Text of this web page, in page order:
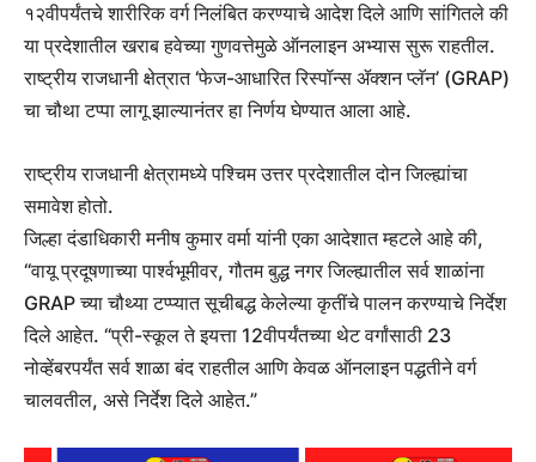
१२वीपर्यंतचे शारीरिक वर्ग निलंबित करण्याचे आदेश दिले आणि सांगितले की
या प्रदेशातील खराब हवेच्या गुणवत्तेमुळे ऑनलाइन अभ्यास सुरू राहतील.
राष्ट्रीय राजधानी क्षेत्रात ‘फेज-आधारित रिस्पॉन्स ॲक्शन प्लॅन’ (GRAP)
चा चौथा टप्पा लागू झाल्यानंतर हा निर्णय घेण्यात आला आहे.
राष्ट्रीय राजधानी क्षेत्रामध्ये पश्चिम उत्तर प्रदेशातील दोन जिल्ह्यांचा
समावेश होतो.
जिल्हा दंडाधिकारी मनीष कुमार वर्मा यांनी एका आदेशात म्हटले आहे की,
“वायू प्रदूषणाच्या पार्श्वभूमीवर, गौतम बुद्ध नगर जिल्ह्यातील सर्व शाळांना
GRAP च्या चौथ्या टप्प्यात सूचीबद्ध केलेल्या कृतींचे पालन करण्याचे निर्देश
दिले आहेत. “प्री-स्कूल ते इयत्ता 12वीपर्यंतच्या थेट वर्गांसाठी 23
नोव्हेंबरपर्यंत सर्व शाळा बंद राहतील आणि केवळ ऑनलाइन पद्धतीने वर्ग
चालवतील, असे निर्देश दिले आहेत.”